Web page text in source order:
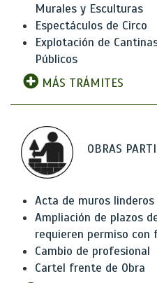
Murales y Esculturas
Espectáculos de Circo
Explotación de
Públicos
MÁS TRÁMITES
OBRAS
Acta de muros linderos
Ampliación de plazos
requieren permiso con
Cambio de profesional
Cartel frente de Obra